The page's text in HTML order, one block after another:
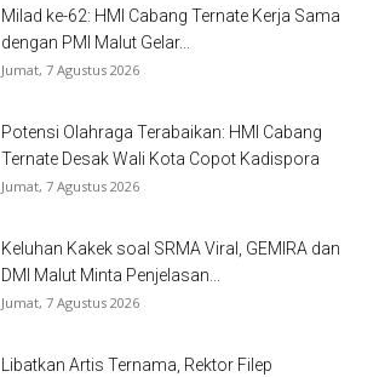
Milad ke-62: HMI Cabang Ternate Kerja Sama
dengan PMI Malut Gelar...
Jumat, 7 Agustus 2026
Potensi Olahraga Terabaikan: HMI Cabang
Ternate Desak Wali Kota Copot Kadispora
Jumat, 7 Agustus 2026
Keluhan Kakek soal SRMA Viral, GEMIRA dan
DMI Malut Minta Penjelasan...
Jumat, 7 Agustus 2026
Libatkan Artis Ternama, Rektor Filep